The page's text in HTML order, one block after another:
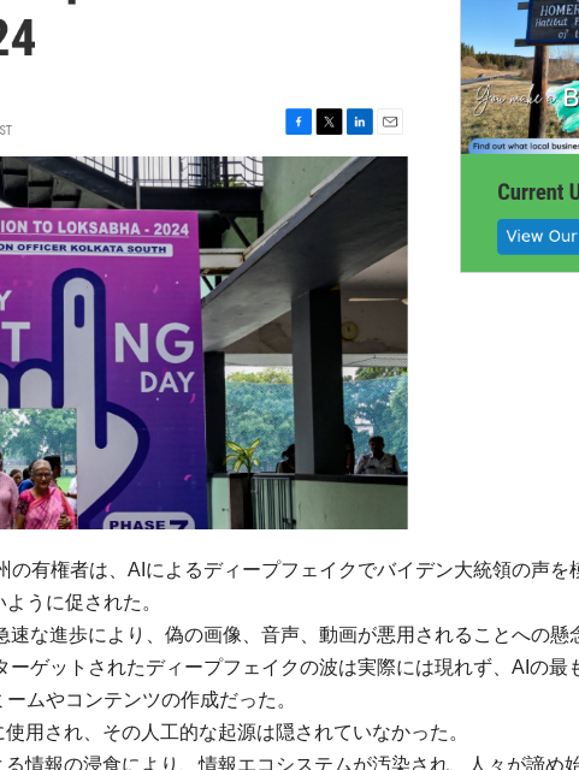
の有権者は、AIによるディープフェイクでバイデン大統領の声を
うに促された。
な進歩により、偽の画像、音声、動画が悪用されることへの懸
ーゲットされたディープフェイクの波は実際には現れず、AIの最
ムやコンテンツの作成だった。
用され、その人工的な起源は隠されていなかった。
情報の浸食により、情報エコシステムが汚染され、人々が諦め始